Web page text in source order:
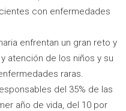
con enfermedades
enfrentan un gran reto y
atención de los niños y su
raras.
del 35% de las
año de vida, del 10 por